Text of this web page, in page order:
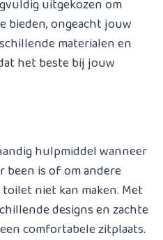
uitgekozen om
bieden, ongeacht jouw
materialen en
het beste bij jouw
hulpmiddel wanneer
been is of om andere
niet kan maken. Met
designs en zachte
comfortabele zitplaats.